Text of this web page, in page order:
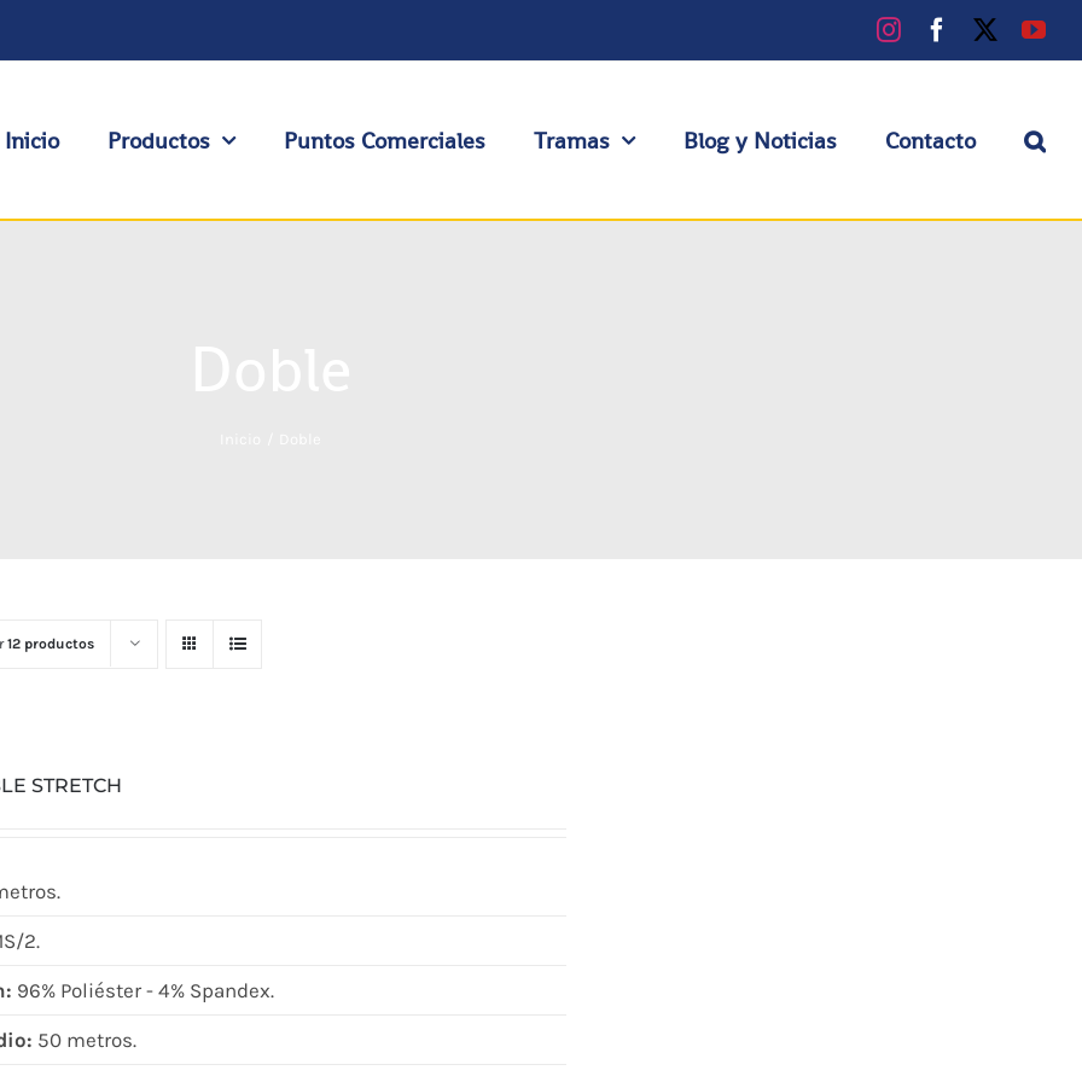
InstagramFacebook
Inicio Productos Puntos Comerciales Tramas Blog y Noticias Contacto
12 productos
STRETCH
2.
96% Poliéster - 4% Spandex.
50 metros.